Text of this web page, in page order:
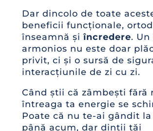
Dar dincolo de toate
beneficii funcționale,
înseamnă șiîncredere.
armonios nu este doar
privit, ci și o sursă de
interacțiunile de zi cu zi.
Când știi că zâmbești fără
întreaga ta energie se
Poate că nu te-ai gândit la
până acum, dar dinții tăi